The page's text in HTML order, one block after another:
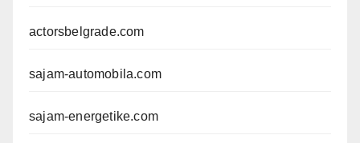
actorsbelgrade.com
sajam-automobila.com
sajam-energetike.com